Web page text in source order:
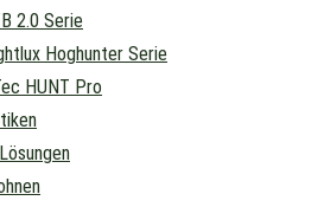
2.0 Serie
Hoghunter Serie
HUNT Pro